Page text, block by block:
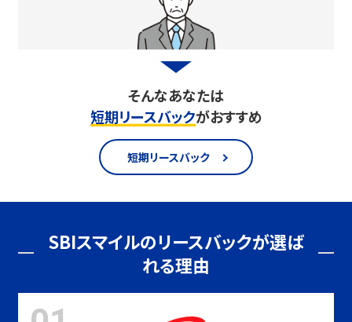
そんなあなたは
短期リースバックがおすすめ
短期リースバック
SBIスマイルのリースバックが選ば
れる理由